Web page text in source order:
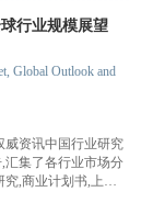
行业规模展望
Global Outlook and
威资讯中国行业研究
汇集了各行业市场分
,商业计划书,上市